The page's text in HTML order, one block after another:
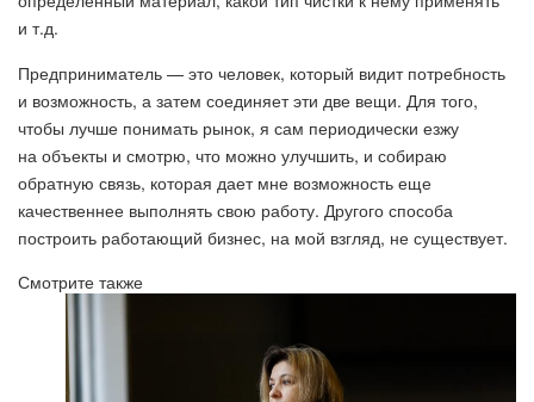
и т.д.
Предприниматель — это человек, который видит потребность
и возможность, а затем соединяет эти две вещи. Для того,
чтобы лучше понимать рынок, я сам периодически езжу
на объекты и смотрю, что можно улучшить, и собираю
обратную связь, которая дает мне возможность еще
качественнее выполнять свою работу. Другого способа
построить работающий бизнес, на мой взгляд, не существует.
Смотрите также